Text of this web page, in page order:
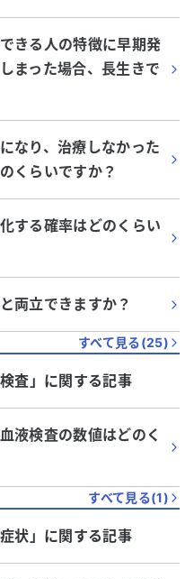
きる人の特徴に早期発
まった場合、長生きで
なり、治療しなかった
くらいですか？
する確率はどのくらい
両立できますか？
すべて見る(25)
検査 」に関する記事
液検査の数値はどのく
すべて見る(1)
症状 」に関する記事